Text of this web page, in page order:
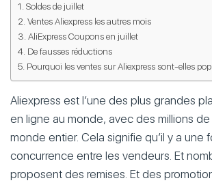
Soldes de juillet
Ventes Aliexpress les autres mois
AliExpress Coupons en juillet
De fausses réductions
Pourquoi les ventes sur Aliexpress sont-elles
Aliexpress est l’une des plus grandes
en ligne au monde, avec des millions
monde entier. Cela signifie qu’il y a une
concurrence entre les vendeurs. Et
proposent des remises. Et des